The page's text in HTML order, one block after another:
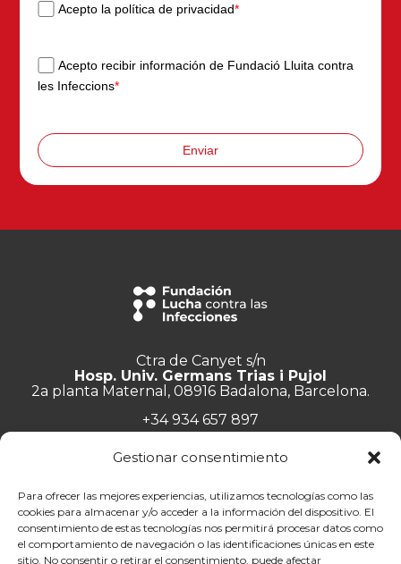
Gestionar consentimiento
Para ofrecer las mejores experiencias, utilizamos tecnologías como las
cookies para almacenar y/o acceder a la información del dispositivo. El
consentimiento de estas tecnologías nos permitirá procesar datos como
el comportamiento de navegación o las identificaciones únicas en este
sitio. No consentir o retirar el consentimiento, puede afectar
Acepto la política de privacidad*
Acepto recibir información de Fundació Lluita contra
les Infeccions*
Enviar
Ctra de Canyet s/n
Hosp. Univ. Germans Trias i Pujol
2a planta Maternal, 08916 Badalona, Barcelona.
+34 934 657 897
info@lluita.org
Trabaja con nosotros
Transparencia